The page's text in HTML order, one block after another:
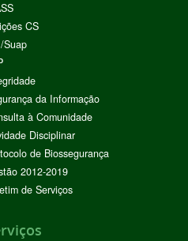
CS
Suap
da Informação
à Comunidade
Disciplinar
de Biossegurança
2012-2019
de Serviços